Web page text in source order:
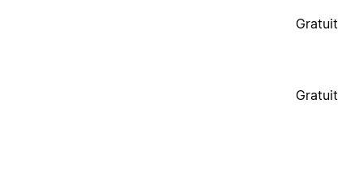
Gratuit
Gratuit